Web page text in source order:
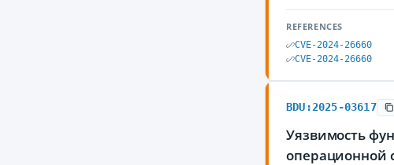
REFERENCES
CVE-2024-26660
CVE-2024-26660
BDU:2025-03617
Уязвимость
операционной